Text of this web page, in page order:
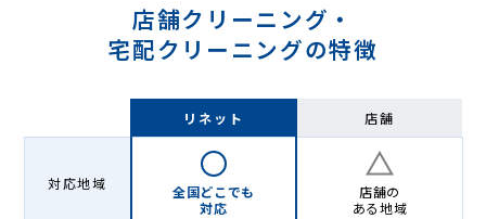
Lenet〈リ
店舗クリーニング・
宅配クリーニングの特徴
リネット 店舗
対応地域
全国どこでも
対応
店舗の
ある地域